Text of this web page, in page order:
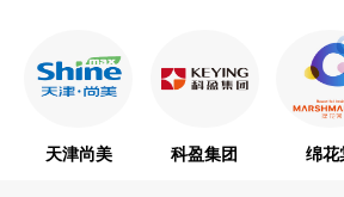
天津尚美 科盈集团 绵花